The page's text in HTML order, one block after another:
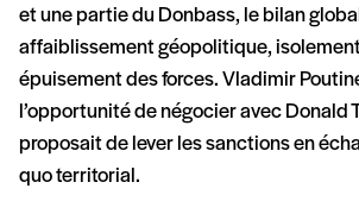
et une partie du Donbass, le bilan
affaiblissement géopolitique,
épuisement des forces. Vladimir
l’opportunité de négocier avec Donald
proposait de lever les sanctions en
quo territorial.